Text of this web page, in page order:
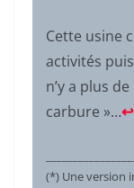
Cette usine
activités
n’y a plus
carbure »…↩︎
(*) Une version